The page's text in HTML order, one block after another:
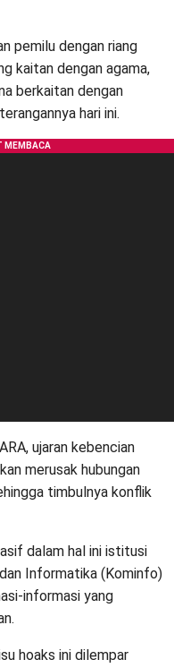
pemilu dengan riang
kaitan dengan agama,
berkaitan dengan
hari ini.
ujaran kebencian
merusak hubungan
timbulnya konflik
dalam hal ini istitusi
Informatika (Kominfo)
informasi yang
hoaks ini dilempar